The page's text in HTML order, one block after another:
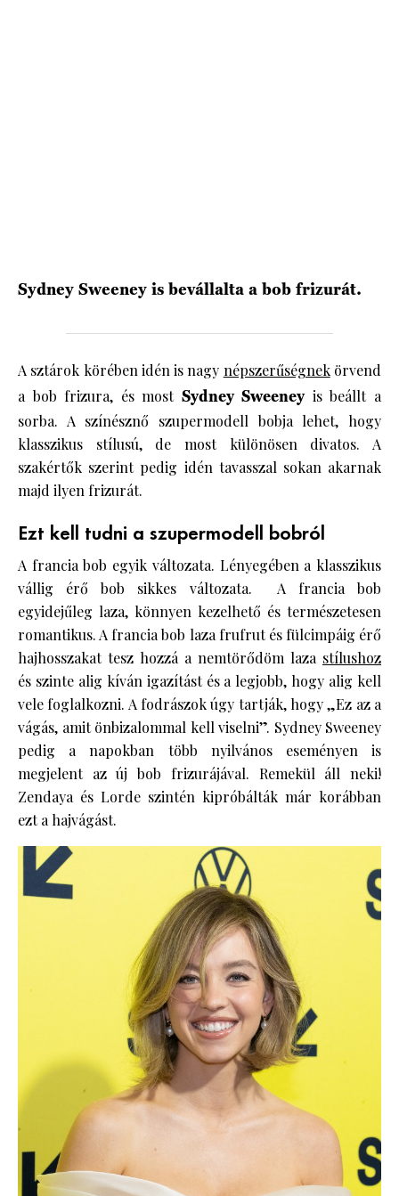
Sydney Sweeney is bevállalta a bob frizurát.
A sztárok körében idén is nagy népszerűségnekörvend
a bob frizura, és most Sydney Sweeneyis beállt a
sorba. A színésznő szupermodell bobja lehet, hogy
klasszikus stílusú, de most különösen divatos. A
szakértők szerint pedig idén tavasszal sokan akarnak
majd ilyen frizurát.
Ezt kell tudni a szupermodell bobról
A francia bob egyik változata. Lényegében a klasszikus
vállig érő bob sikkes változata. A francia bob
egyidejűleg laza, könnyen kezelhető és természetesen
romantikus. A francia bob laza frufrut és fülcimpáig érő
hajhosszakat tesz hozzá a nemtörődöm laza stílushoz
és szinte alig kíván igazítást és a legjobb, hogy alig kell
vele foglalkozni. A fodrászok úgy tartják, hogy „Ez az a
vágás, amit önbizalommal kell viselni”. Sydney Sweeney
pedig a napokban több nyilvános eseményen is
megjelent az új bob frizurájával. Remekül áll neki!
Zendaya és Lorde szintén kipróbálták már korábban
ezt a hajvágást.